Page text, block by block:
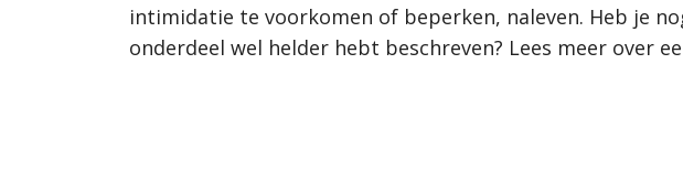
intimidatie te voorkomen of beperken, naleven. Heb je
onderdeel wel helder hebt beschreven? Lees meer over